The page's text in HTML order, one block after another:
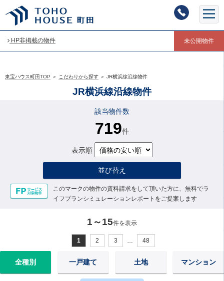
HP非掲載の物件 未公開物件
東宝ハウス町田TOP ＞ こだわりから探す ＞ JR横浜線沿線物件
JR横浜線沿線物件
該当物件数
719件
表示順
並び替え
このマークの物件の資料請求をして頂いた方に、無料でラ
イフプランシミュレーションレポートをご提案します
1～15件を表示
1 2 3 … 48
全種別 一戸建て 土地 マンション